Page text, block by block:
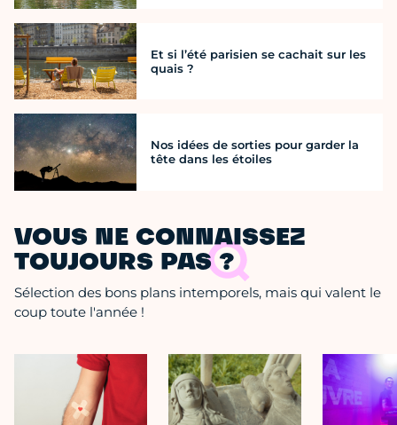
Et si l’été parisien se cachait sur les
quais ?
Nos idées de sorties pour garder la
tête dans les étoiles
VOUS NE CONNAISSEZ
TOUJOURS PAS ?
Sélection des bons plans intemporels, mais qui valent le
coup toute l'année !